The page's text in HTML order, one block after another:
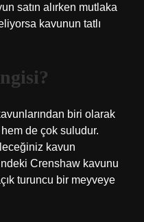
satın alırken mutlaka
kavunun tatlı
biri olarak
de çok suludur.
kavun
Crenshaw kavunu
turuncu bir meyveye